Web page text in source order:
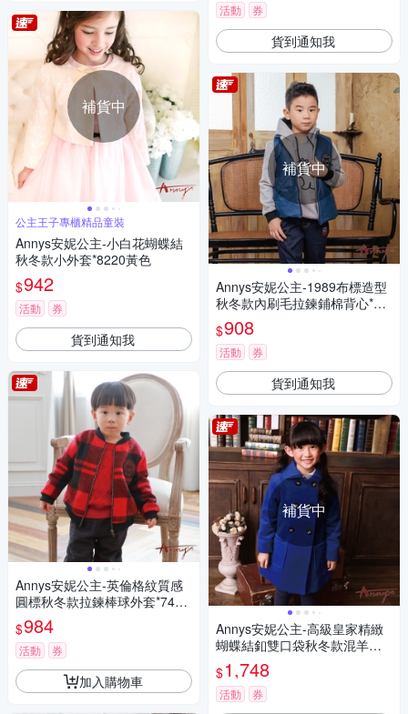
補貨中
公主王子專櫃精品童裝
Annys安妮公主-小白花蝴蝶結
秋冬款小外套*8220黃色
$942
活動 券
貨到通知我
Annys安妮公主-英倫格紋質感
圓標秋冬款拉鍊棒球外套*7478
紅色
$984
活動 券
加入購物車
活動 券
貨到通知我
補貨中
Annys安妮公主-1989布標造型
秋冬款內刷毛拉鍊鋪棉背心*14
79藍色
$908
活動 券
貨到通知我
補貨中
Annys安妮公主-高級皇家精緻
蝴蝶結釦雙口袋秋冬款混羊毛
大衣*6676藍色
$1,748
活動 券